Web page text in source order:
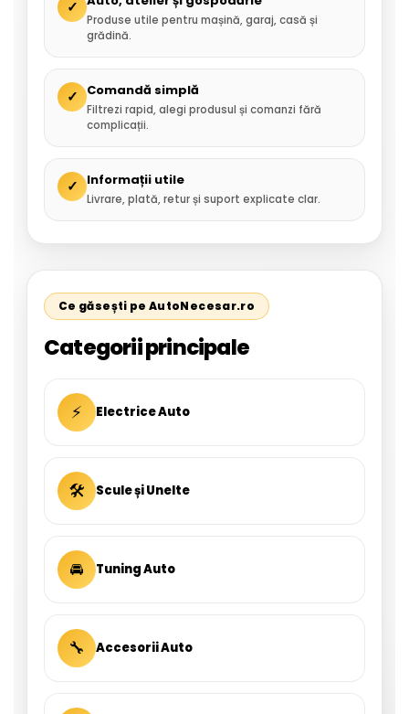
✓
Produse utile pentru mașină, garaj, casă și
grădină.
✓ Comandă simplă
Filtrezi rapid, alegi produsul și comanzi fără
complicații.
✓ Informații utile
Livrare, plată, retur și suport explicate clar.
Ce găsești pe AutoNecesar.ro
Categorii principale
⚡ Electrice Auto
🛠 Scule și Unelte
🚘 Tuning Auto
🔧 Accesorii Auto